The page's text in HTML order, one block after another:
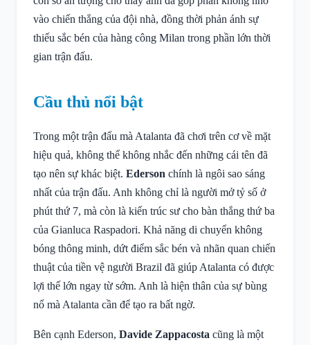
vào chiến thắng của đội nhà, đồng thời phản ánh sự
thiếu sắc bén của hàng công Milan trong phần lớn thời
gian trận đấu.
Cầu thủ nổi bật
Trong một trận đấu mà Atalanta đã chơi trên cơ về mặt
hiệu quả, không thể không nhắc đến những cái tên đã
tạo nên sự khác biệt. Ederson chính là ngôi sao sáng
nhất của trận đấu. Anh không chỉ là người mở tỷ số ở
phút thứ 7, mà còn là kiến trúc sư cho bàn thắng thứ ba
của Gianluca Raspadori. Khả năng di chuyển không
bóng thông minh, dứt điểm sắc bén và nhãn quan chiến
thuật của tiền vệ người Brazil đã giúp Atalanta có được
lợi thế lớn ngay từ sớm. Anh là hiện thân của sự bùng
nổ mà Atalanta cần để tạo ra bất ngờ.
Bên cạnh Ederson, Davide Zappacosta cũng là một